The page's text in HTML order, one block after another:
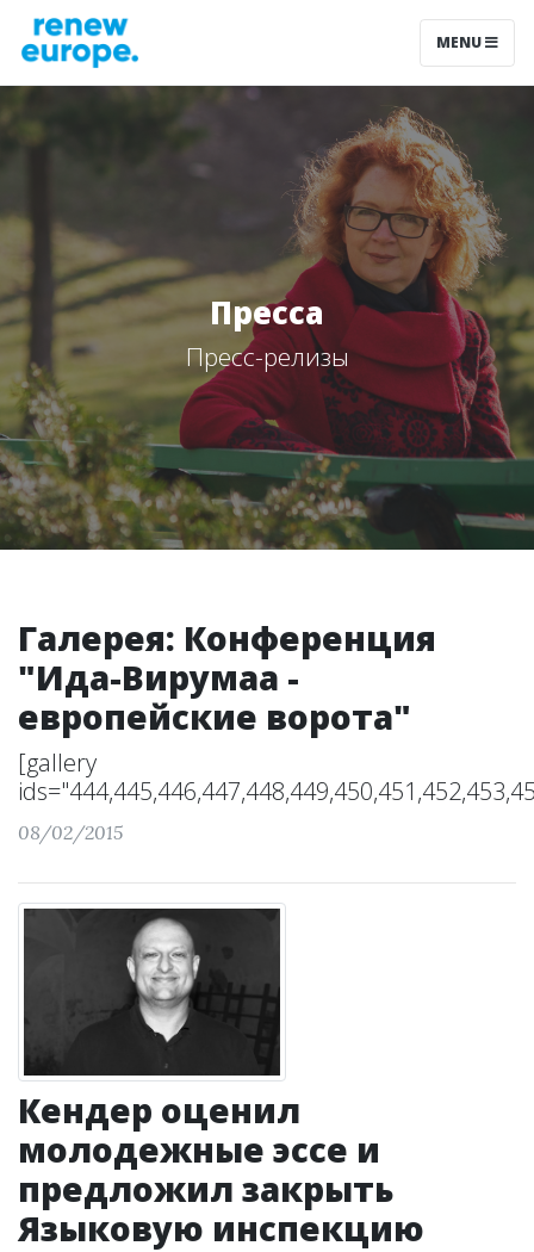
MENU
Пресса
Пресс-релизы
Галерея: Конференция
"Ида-Вирумаа -
европейские ворота"
[gallery
08/02/2015
Кендер оценил
молодежные эссе и
предложил закрыть
Языковую инспекцию